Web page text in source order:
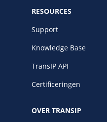
RESOURCES
Support
Knowledge Base
TransIP API
Certificeringen
OVER TRANSIP